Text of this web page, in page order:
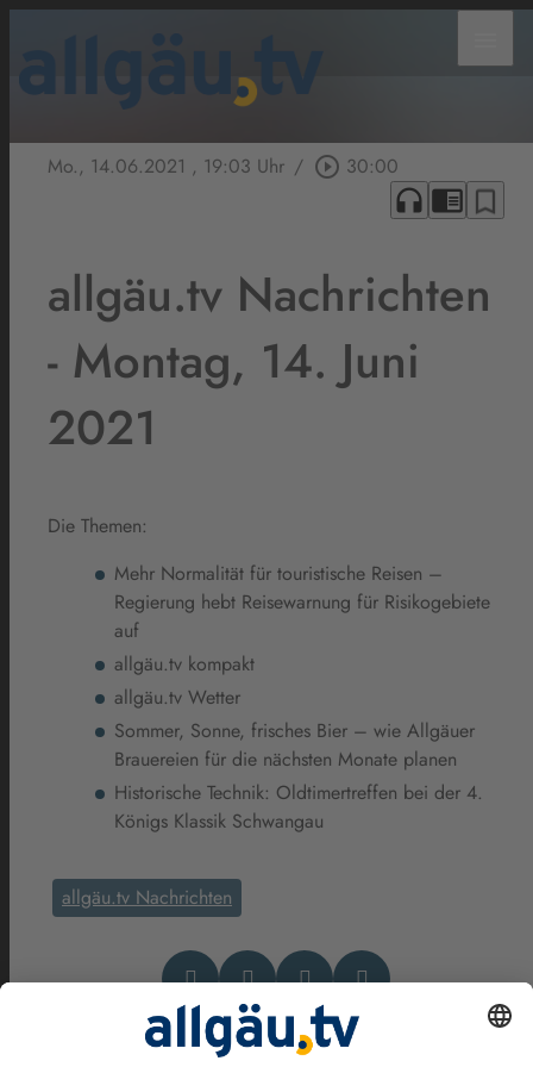
Mo., 14.06.2021 , 19:03 Uhr / play_circle_outline 30:00
headphones chrome_reader_mode bookmark_border
allgäu.tv Nachrichten
- Montag, 14. Juni
2021
Die Themen:
Mehr Normalität für touristische Reisen –
Regierung hebt Reisewarnung für Risikogebiete
auf
allgäu.tv kompakt
allgäu.tv Wetter
Sommer, Sonne, frisches Bier – wie Allgäuer
Brauereien für die nächsten Monate planen
Historische Technik: Oldtimertreffen bei der 4.
Königs Klassik Schwangau
allgäu.tv Nachrichten